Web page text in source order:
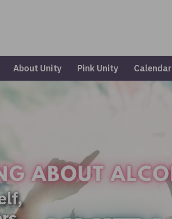
About Unity Pink Unity Calendar